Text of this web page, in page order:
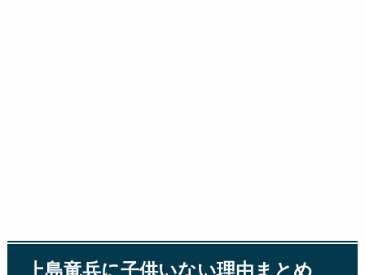
上島竜兵に子供いない理由まとめ